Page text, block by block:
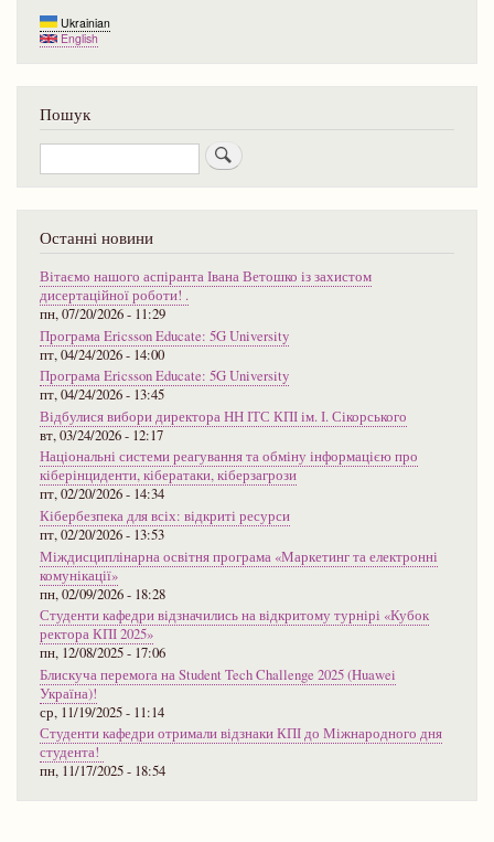
сторінкиUkrainian
English
Пошук
Пошук
Останні новини
Вітаємо нашого аспіранта Івана Ветошко із захистом
дисертаційної роботи! .
пн, 07/20/2026 - 11:29
Програма Ericsson Educate: 5G University
пт, 04/24/2026 - 14:00
Програма Ericsson Educate: 5G University
пт, 04/24/2026 - 13:45
Відбулися вибори директора НН ІТС КПІ ім. І. Сікорського
вт, 03/24/2026 - 12:17
Національні системи реагування та обміну інформацією про
кіберінциденти, кібератаки, кіберзагрози
пт, 02/20/2026 - 14:34
Кібербезпека для всіх: відкриті ресурси
пт, 02/20/2026 - 13:53
Міждисциплінарна освітня програма «Маркетинг та електронні
комунікації»
пн, 02/09/2026 - 18:28
Студенти кафедри відзначились на відкритому турнірі «Кубок
ректора КПІ 2025»
пн, 12/08/2025 - 17:06
Блискуча перемога на Student Tech Challenge 2025 (Huawei
Україна)!
ср, 11/19/2025 - 11:14
Студенти кафедри отримали відзнаки КПІ до Міжнародного дня
студента!
пн, 11/17/2025 - 18:54